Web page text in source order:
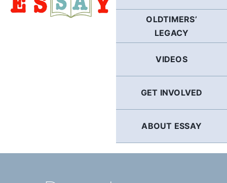
OLDTIMERS’
LEGACY
VIDEOS
GET INVOLVED
ABOUT ESSAY